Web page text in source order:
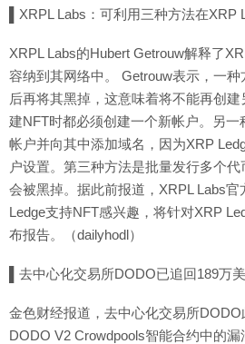
▌XRPL Labs：可利用三种方法在XRP
XRPL Labs的Hubert Getrouw解释了
容纳到其网络中。 Getrouw表示，一
后再将其黑掉，这意味着将不能再创建
建NFT时都必须创建一个新帐户。另一
帐户并向其中添加域名，因为XRP
户设置。第三种方法是批量发行多个
会被黑掉。据此前报道，XRPL Labs
Ledge支持NFT感兴趣，将针对XRP
布报告。（dailyhodl）
▌去中心化交易所DODO已追回189万
金色财经报道，去中心化交易所
DODO V2 Crowdpools智能合约中的